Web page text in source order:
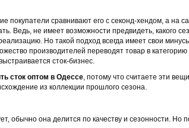
покупатели сравнивают его с секонд-хендом, а
Ведь, не имеет возможности предвидеть, какого
Но такой подход всегда имеет свои
производителей переводят товар в
сток-бизнес.
сток оптом в Одессе, потому что считаете эти
из коллекции прошлого сезона.
обычно она делится по качеству и сезонности.